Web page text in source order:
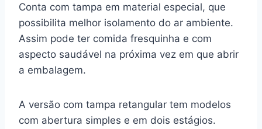
Conta com tampa em material especial, que
possibilita melhor isolamento do ar ambiente.
Assim pode ter comida fresquinha e com
aspecto saudável na próxima vez em que abrir
a embalagem.
A versão com tampa retangular tem modelos
com abertura simples e em dois estágios.